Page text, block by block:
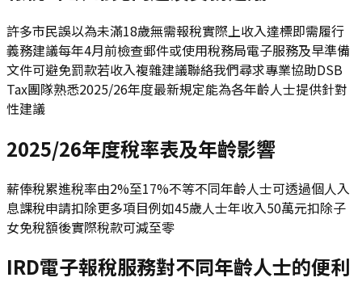
許多市民誤以為未滿18歲無需報稅實際上收入達標即需履行
義務建議每年4月前檢查郵件或使用稅務局電子服務及早準備
文件可避免罰款若收入複雜建議聯絡我們尋求專業協助DSB
Tax團隊熟悉2025/26年度最新規定能為各年齡人士提供針對
性建議
2025/26年度稅率表及年齡影響
薪俸稅累進稅率由2%至17%不等不同年齡人士可透過個人入
息課稅申請扣除更多項目例如45歲人士年收入50萬元扣除子
女免稅額後實際稅款可減至零
IRD電子報稅服務對不同年齡人士的便利